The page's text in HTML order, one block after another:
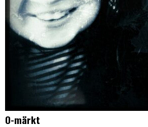
O-märkt